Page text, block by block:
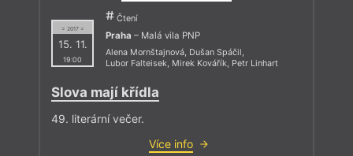
= 2017 =
15. 11.
19:00
Čtení
Praha – Malá vila PNP
Alena Mornštajnová, Dušan Spáčil ,
Lubor Falteisek, Mirek Kovářík, Petr Linhart
Slova mají křídla
49. literární večer.
Více info